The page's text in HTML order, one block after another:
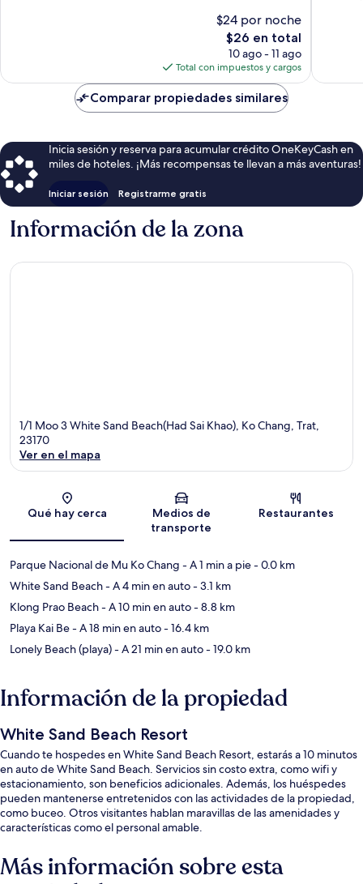
$24 por noche
El
precio
actual
es
de
$26
$26 en total
10 ago - 11 ago
Total con impuestos y cargos
Comparar propiedades similares
Inicia sesión y reserva para acumular crédito OneKeyCash en
miles de hoteles. ¡Más recompensas te llevan a más aventuras!
Iniciar sesión Registrarme gratis
Información de la zona
1/1 Moo 3 White Sand Beach(Had Sai Khao), Ko Chang, Trat,
23170
Ver en el mapa
Qué hay cerca
Medios de
transporte
Restaurantes
Parque Nacional de Mu Ko Chang - A 1 min a pie- 0.0 km
White Sand Beach- A 4 min en auto- 3.1 km
Klong Prao Beach- A 10 min en auto- 8.8 km
Playa Kai Be- A 18 min en auto- 16.4 km
Lonely Beach (playa)- A 21 min en auto- 19.0 km
Información de la propiedad
White Sand Beach Resort
Cuando te hospedes en White Sand Beach Resort, estarás a 10 minutos
en auto de White Sand Beach. Servicios sin costo extra, como wifi y
estacionamiento, son beneficios adicionales. Además, los huéspedes
pueden mantenerse entretenidos con las actividades de la propiedad,
como buceo. Otros visitantes hablan maravillas de las amenidades y
características como el personal amable.
Más información sobre esta